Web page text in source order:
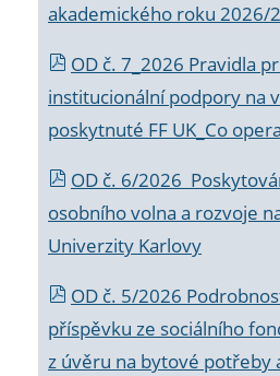
akademického roku 2026/
OD č. 7_2026 Pravidla
institucionální podpory na
poskytnuté FF UK_Co
OD č. 6/2026
osobního volna a rozvoje
Univerzity Karlovy
OD č. 5/2026
příspěvku ze sociálního
z úvěru na bytové potřeby